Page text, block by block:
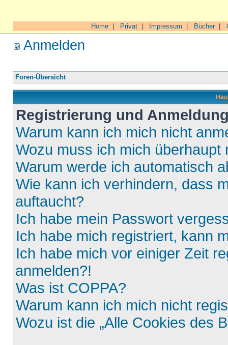
Home Privat Impressum Bücher|
Anmelden
Foren-Übersicht
Registrierung und
Warum kann ich mich nicht
Wozu muss ich mich überhaupt
Warum werde ich automatisch
Wie kann ich verhindern, dass
auftaucht?
Ich habe mein Passwort
Ich habe mich registriert, kann
Ich habe mich vor einiger Zeit
anmelden?!
Was ist COPPA?
Warum kann ich mich nicht
Wozu ist die „Alle Cookies des